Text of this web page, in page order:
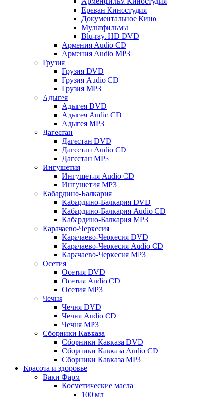
Ереван Киностудия
Документальное Кино
Мультфильмы
Blu-ray. HD DVD
Армения Audio CD
Армения Audio MP3
Грузия
Грузия DVD
Грузия Audio CD
Грузия MP3
Адыгея
Адыгея DVD
Адыгея Audio CD
Адыгея MP3
Дагестан
Дагестан DVD
Дагестан Audio CD
Дагестан MP3
Ингушетия
Ингушетия Audio CD
Ингушетия MP3
Кабардино-Балкария
Кабардино-Балкария DVD
Кабардино-Балкария Audio CD
Кабардино-Балкария MP3
Карачаево-Черкесия
Карачаево-Черкесия DVD
Карачаево-Черкесия Audio CD
Карачаево-Черкесия MP3
Осетия
Осетия DVD
Осетия Audio CD
Осетия MP3
Чечня
Чечня DVD
Чечня Audio CD
Чечня MP3
Сборники Кавказа
Сборники Кавказа DVD
Сборники Кавказа Audio CD
Сборники Кавказа MP3
Красота и здоровье
Ваки Фарм
Косметические масла
100 мл